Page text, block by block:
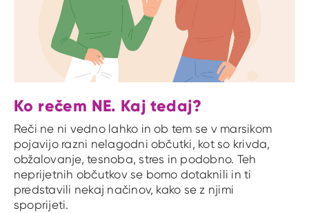
Ko rečem NE. Kaj tedaj?
Reči ne ni vedno lahko in ob tem se v marsikom
pojavijo razni nelagodni občutki, kot so krivda,
obžalovanje, tesnoba, stres in podobno. Teh
neprijetnih občutkov se bomo dotaknili in ti
predstavili nekaj načinov, kako se z njimi
spoprijeti.